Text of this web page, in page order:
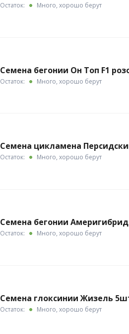
Остаток: Много, хорошо берут
Семена бегонии Он Топ F1
Остаток: Много, хорошо берут
Семена цикламена
Остаток: Много, хорошо берут
Семена бегонии
Остаток: Много, хорошо берут
Семена глоксинии Жизель
Остаток: Много, хорошо берут